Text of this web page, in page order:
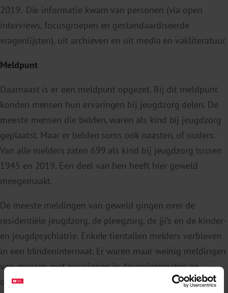
2019. Die informatie kwam van personen (via open
interviews, focusgroepen en gestandaardiseerde
vragenlijsten), uit archieven en uit media en vakliteratuur.
Meldpunt
Daarnaast is er een meldpunt opgezet. Bij dit meldpunt
konden mensen hun ervaringen bij jeugdzorg delen. De
meeste mensen die belden, waren als kind bij jeugdzorg
geplaatst. Maar er belden soms ook naasten, of ouders.
Van alle melders zaten 699 als kind bij jeugdzorg tussen
1945 en 2019. Een deel van hen heeft hier geweld
meegemaakt.
De meeste meldingen van geweld gingen over de
residentiële jeugdzorg, de pleegzorg, de jji’s en de kinder-
en jeugdpsychiatrie. Enkele tientallen melders verbleven
in een blindeninternaat. Er waren maar weinig meldingen
van mensen met ervaringen in doveninternaten en
opvanglocaties voor amv’s.